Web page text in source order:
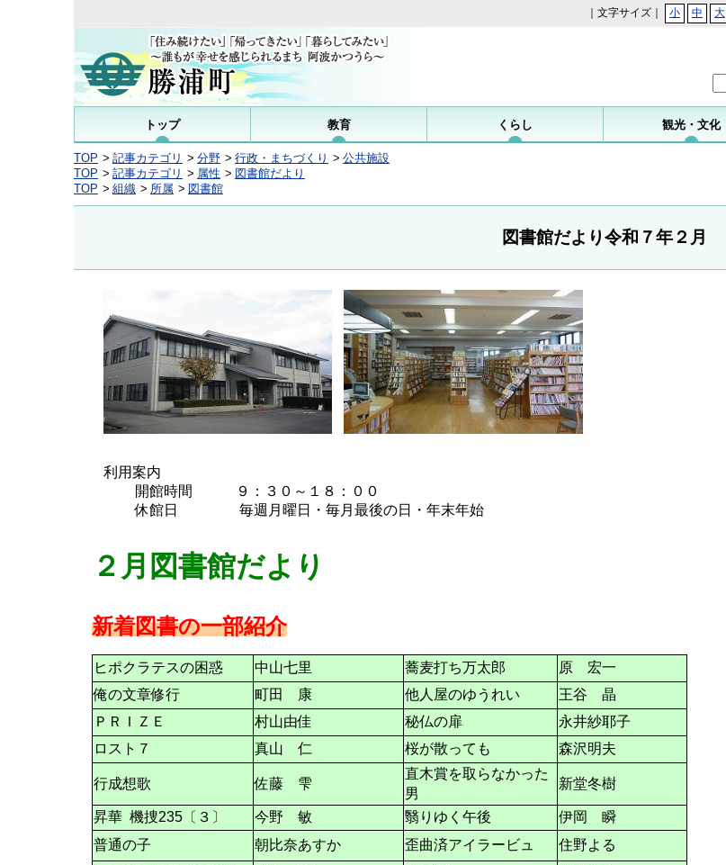
｜文字サイズ｜ 小 中 大
トップ 教育 くらし 観光・文化
TOP 記事カテゴリ 分野 行政・まちづくり
公共施設
TOP
記事カテゴリ 属性
図書館だより
TOP
組織 所属 図書館
図書館だより令和７年２月
利用案内
開館時間 ９：３０～１８：００
休館日 毎週月曜日・毎月最後の日・年末年始
２月図書館だより
新着図書の一部紹介
ヒポクラテスの困惑 中山七里 蕎麦打ち万太郎
原 宏一
俺の文章修行
町田 康 他人屋のゆうれい
王谷 晶
ＰＲＩＺＥ
村山由佳 秘仏の扉
永井紗耶子
ロスト７
真山 仁 桜が散っても 森沢明夫
行成想歌 佐藤 雫
直木賞を取らなかった
男
新堂冬樹
昇華 機捜235〔３〕 今野 敏 翳りゆく午後
伊岡 瞬
普通の子
朝比奈あすか 歪曲済アイラービュ
住野よる